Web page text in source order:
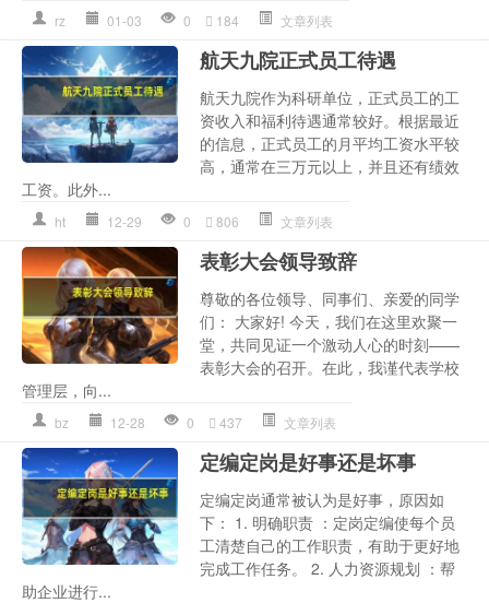
rz 01-03 0 184 文章列表
航天九院正式员工待遇
航天九院作为科研单位，正式员工的工
资收入和福利待遇通常较好。根据最近
的信息，正式员工的月平均工资水平较
高，通常在三万元以上，并且还有绩效
工资。此外...
ht 12-29 0 806 文章列表
表彰大会领导致辞
尊敬的各位领导、同事们、亲爱的同学
们： 大家好! 今天，我们在这里欢聚一
堂，共同见证一个激动人心的时刻——
表彰大会的召开。在此，我谨代表学校
管理层，向...
bz 12-28 0 437 文章列表
定编定岗是好事还是坏事
定编定岗通常被认为是好事，原因如
下： 1. 明确职责 ：定岗定编使每个员
工清楚自己的工作职责，有助于更好地
完成工作任务。 2. 人力资源规划 ：帮
助企业进行...